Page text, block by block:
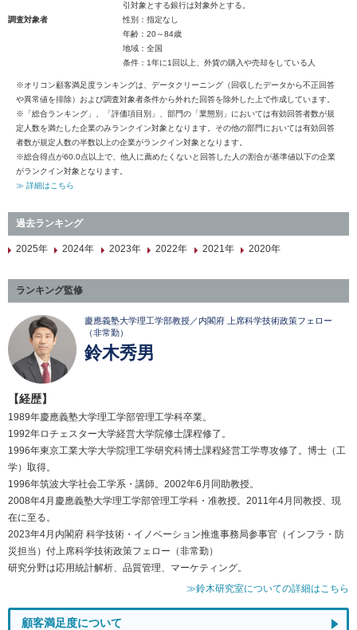
引対象とする銀行は対象外とする。
調査対象者
性別：指定なし
年齢：20～84歳
地域：全国
条件：1年に1回以上、外貨の購入や売却をしている人
※オリコン顧客満足度ランキングは、データクリーニング（回収したデータから不正回答
や異常値を排除）および調査対象者条件から外れた回答を除外した上で作成しています。
※「総合ランキング」、「評価項目別」、部門の「業態別」においては有効回答者数が規
定人数を満たした企業のみランクイン対象となります。その他の部門においては有効回答
者数が規定人数の半数以上の企業がランクイン対象となります。
※総合得点が60.0点以上で、他人に薦めたくないと回答した人の割合が基準値以下の企業
がランクイン対象となります。
≫ 詳細はこちら
過去ランキング
2025年 2024年 2023年 2022年 2021年 2020年
ランキング監修
慶應義塾大学理工学部教授／内閣府 上席科学技術政策フェロー
（非常勤）
鈴木秀男
【経歴】
1989年慶應義塾大学理工学部管理工学科卒業。
1992年ロチェスター大学経営大学院修士課程修了。
1996年東京工業大学大学院理工学研究科博士課程経営工学専攻修了。博士（工
学）取得。
1996年筑波大学社会工学系・講師。2002年6月同助教授。
2008年4月慶應義塾大学理工学部管理工学科・准教授。2011年4月同教授、現
在に至る。
2023年4月内閣府 科学技術・イノベーション推進事務局参事官（インフラ・防
災担当）付上席科学技術政策フェロー（非常勤）
研究分野は応用統計解析、品質管理、マーケティング。
≫鈴木研究室についての詳細はこちら
顧客満足度について